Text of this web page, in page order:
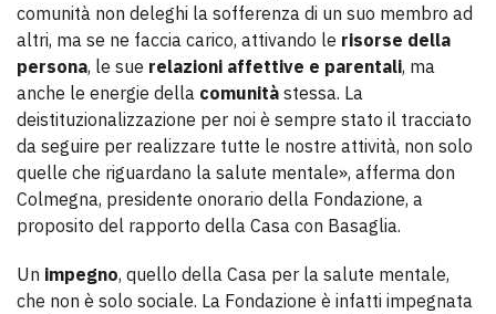
comunità non deleghi la sofferenza di un suo membro ad
altri, ma se ne faccia carico, attivando le risorse della
persona, le sue relazioni affettive e parentali, ma
anche le energie della comunità stessa. La
deistituzionalizzazione per noi è sempre stato il tracciato
da seguire per realizzare tutte le nostre attività, non solo
quelle che riguardano la salute mentale», afferma don
Colmegna, presidente onorario della Fondazione, a
proposito del rapporto della Casa con Basaglia.
Un impegno, quello della Casa per la salute mentale,
che non è solo sociale. La Fondazione è infatti impegnata